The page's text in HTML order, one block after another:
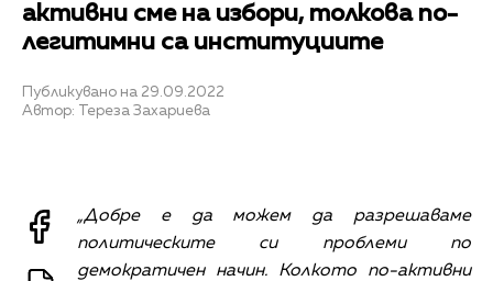
активни сме на избори, толкова по-
легитимни са институциите
Публикувано на 29.09.2022
Автор: Тереза Захариева
„Добре е да можем да разрешаваме
политическите си проблеми по
демократичен начин. Колкото по-активни